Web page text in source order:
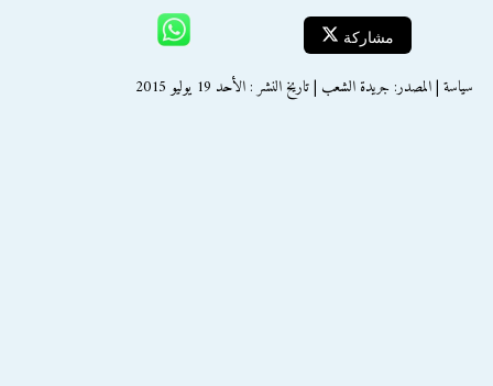
مشاركة
سياسة | المصدر: جريدة الشعب | تاريخ النشر : الأحد 19 يوليو 2015